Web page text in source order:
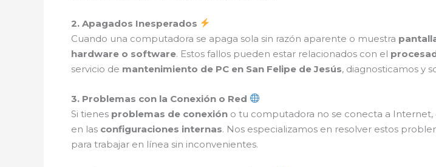
2. Apagados Inesperados
Cuando una computadora se apaga sola sin razón aparente o muestra
hardware o software. Estos fallos pueden estar relacionados con el
servicio de mantenimiento de PC en San Felipe de Jesús, diagnosticamos y
3. Problemas con la Conexión o Red
Si tienes problemas de conexión o tu computadora no se conecta a Internet,
en las configuraciones internas. Nos especializamos en resolver estos
para trabajar en línea sin inconvenientes.